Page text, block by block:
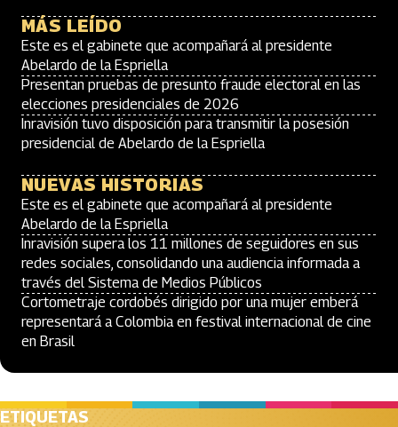
MÁS LEÍDO
Este es el gabinete que acompañará al presidente
Abelardo de la Espriella
Presentan pruebas de presunto fraude electoral en las
elecciones presidenciales de 2026
Inravisión tuvo disposición para transmitir la posesión
presidencial de Abelardo de la Espriella
NUEVAS HISTORIAS
Este es el gabinete que acompañará al presidente
Abelardo de la Espriella
Inravisión supera los 11 millones de seguidores en sus
redes sociales, consolidando una audiencia informada a
través del Sistema de Medios Públicos
Cortometraje cordobés dirigido por una mujer emberá
representará a Colombia en festival internacional de cine
en Brasil
ETIQUETAS